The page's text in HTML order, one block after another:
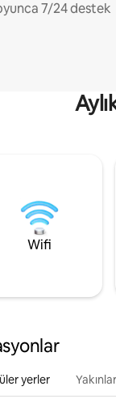
7/24 destek
Wifi
yerler